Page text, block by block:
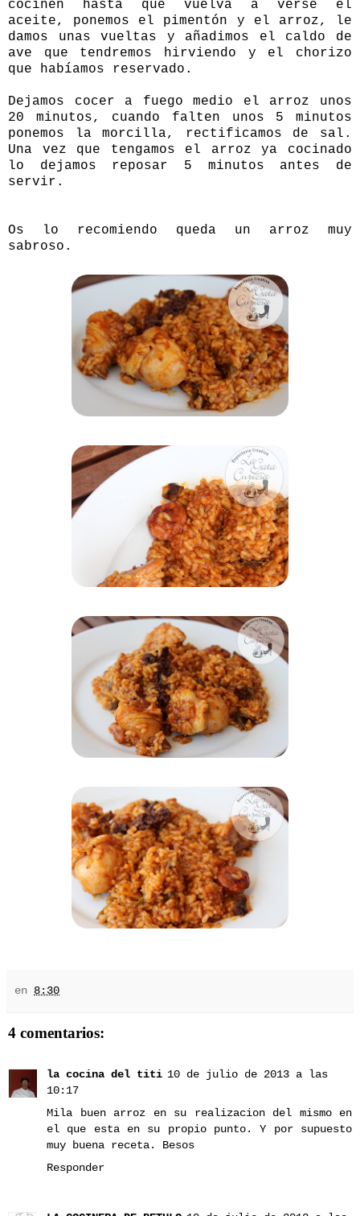
cocinen hasta que vuelva a verse el
aceite, ponemos el pimentón y el arroz, le
damos unas vueltas y añadimos el caldo de
ave que tendremos hirviendo y el chorizo
que habíamos reservado.
Dejamos cocer a fuego medio el arroz unos
20 minutos, cuando falten unos 5 minutos
ponemos la morcilla, rectificamos de sal.
Una vez que tengamos el arroz ya cocinado
lo dejamos reposar 5 minutos antes de
servir.
Os lo recomiendo queda un arroz muy
sabroso.
en 8:30
4 comentarios:
la cocina del titi 10 de julio de 2013 a las
10:17
Mila buen arroz en su realizacion del mismo en
el que esta en su propio punto. Y por supuesto
muy buena receta. Besos
Responder